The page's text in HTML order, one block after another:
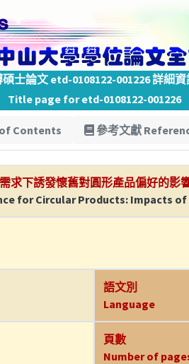
碩士論文 etd-0108122-001226 詳細資
Title page for etd-0108122-001226
Contents 參考文獻
求下誘發懷舊對圓形產品偏好的影
for Circular Products: Impacts
語文別
Language
頁數
Number of